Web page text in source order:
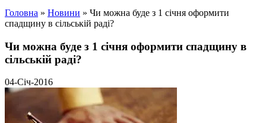
Головна » Новини » Чи можна буде з 1 січня оформити
спадщину в сільській раді?
Чи можна буде з 1 січня оформити спадщину в
сільській раді?
04-Січ-2016